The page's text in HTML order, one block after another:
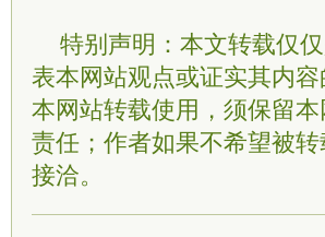
特别声明：本文转载仅
表本网站观点或证实其内
本网站转载使用，须保留
责任；作者如果不希望被
接洽。